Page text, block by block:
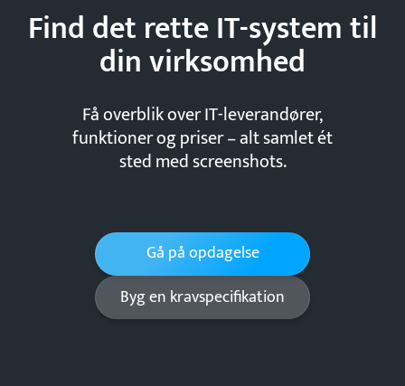
Find det rette IT-system til
dinvirksomhed
Få overblik over IT-leverandører,
funktioner og priser – alt samlet ét
sted med screenshots.
Gå på opdagelse
Byg en kravspecifikation